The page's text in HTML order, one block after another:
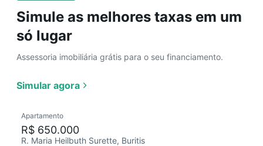
Simule as melhores taxas em um
só lugar
Assessoria imobiliária grátis para o seu financiamento.
Simular agora
Apartamento
R$ 650.000
R. Maria Heilbuth Surette, Buritis